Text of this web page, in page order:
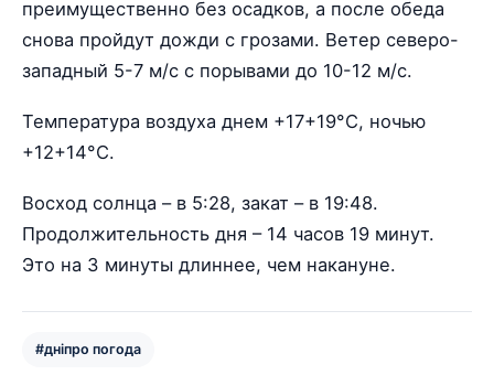
преимущественно без осадков, а после обеда
снова пройдут дожди с грозами. Ветер северо-
западный 5-7 м/с с порывами до 10-12 м/с.
Температура воздуха днем +17+19°С, ночью
+12+14°С.
Восход солнца – в 5:28, закат – в 19:48.
Продолжительность дня – 14 часов 19 минут.
Это на 3 минуты длиннее, чем накануне.
#дніпро погода